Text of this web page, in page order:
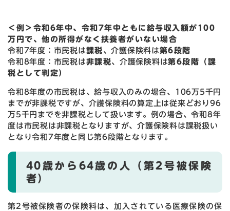
＜例＞令和6年中、令和7年中ともに給与収入額が100
万円で、他の所得がなく扶養者がいない場合
令和7年度：市民税は課税 、介護保険料は第6段階
令和8年度：市民税は非課税、介護保険料は第6段階（ 課
税として判定）
令和8年度の市民税は、給与収入のみの場合、106万5千円
までが非課税ですが、介護保険料の算定上は従来どおり96
万5千円までを非課税として扱います。例の場合、令和8年
度は市民税は非課税となりますが、介護保険料は課税扱い
となり令和7年度と同じ第6段階となります。
40歳から64歳の人（第2号被保険
者）
第2号被保険者の保険料は、加入されている医療保険の保